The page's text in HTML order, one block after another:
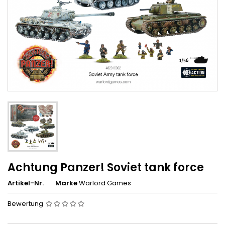
Achtung Panzer! Soviet tank force
Artikel-Nr. MarkeWarlord Games
Bewertung